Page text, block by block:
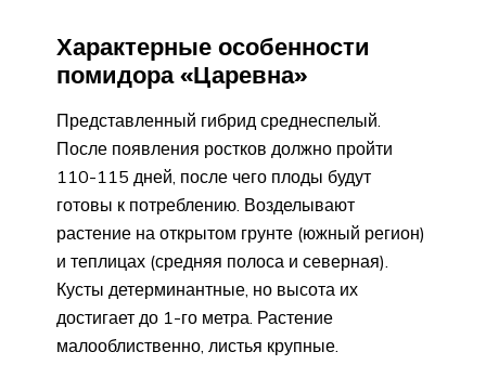
Характерные особенности
помидора «Царевна»
Представленный гибрид среднеспелый.
После появления ростков должно пройти
110-115 дней, после чего плоды будут
готовы к потреблению. Возделывают
растение на открытом грунте (южный регион)
и теплицах (средняя полоса и северная).
Кусты детерминантные, но высота их
достигает до 1-го метра. Растение
малооблиственно, листья крупные.